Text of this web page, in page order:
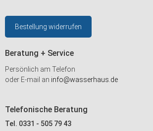
Bestellung widerrufen
Beratung + Service
Persönlich am Telefon
oder E-mail an info@wasserhaus.de
Telefonische Beratung
Tel. 0331 - 505 79 43